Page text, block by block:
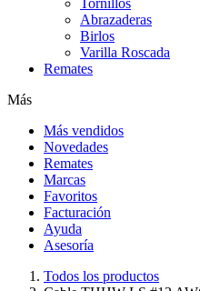
Tornillos
Abrazaderas
Birlos
Varilla Roscada
Remates
Más
Más vendidos
Novedades
Remates
Marcas
Favoritos
Facturación
Ayuda
Asesoría
Todos los productos